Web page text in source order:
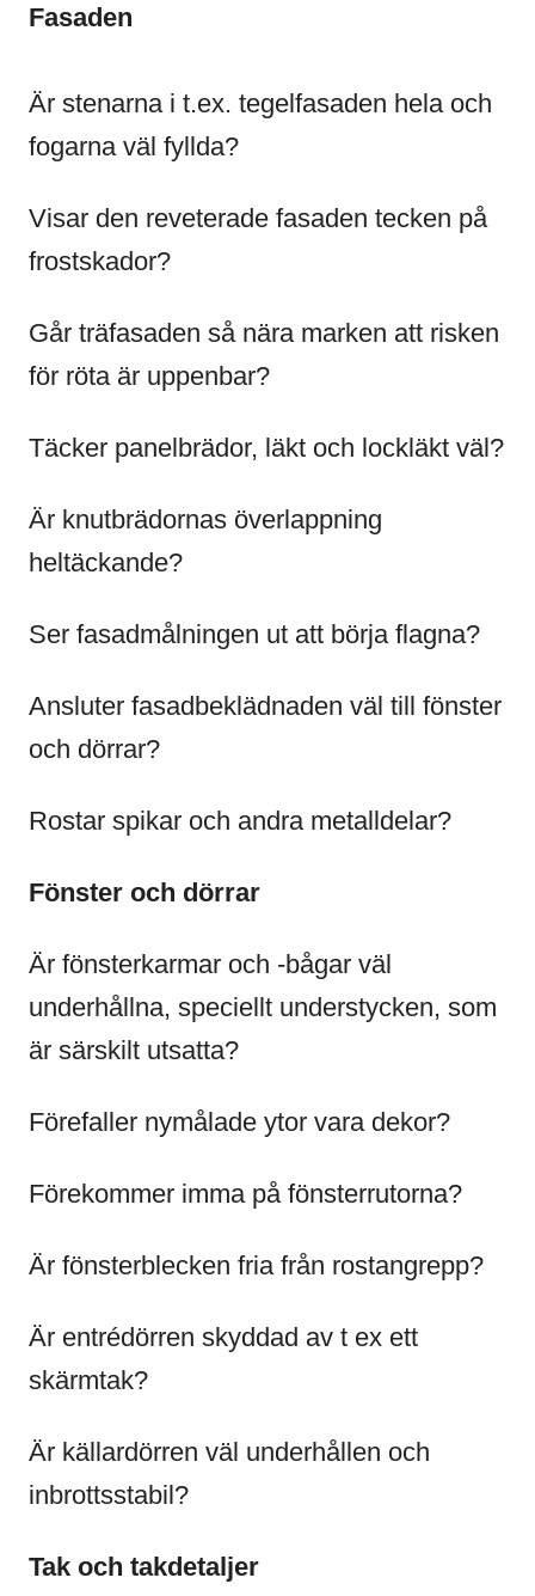
Fasaden
Är stenarna i t.ex. tegelfasaden hela och
fogarna väl fyllda?
Visar den reveterade fasaden tecken på
frostskador?
Går träfasaden så nära marken att risken
för röta är uppenbar?
Täcker panelbrädor, läkt och lockläkt väl?
Är knutbrädornas överlappning
heltäckande?
Ser fasadmålningen ut att börja flagna?
Ansluter fasadbeklädnaden väl till fönster
och dörrar?
Rostar spikar och andra metalldelar?
Fönster och dörrar
Är fönsterkarmar och -bågar väl
underhållna, speciellt understycken, som
är särskilt utsatta?
Förefaller nymålade ytor vara dekor?
Förekommer imma på fönsterrutorna?
Är fönsterblecken fria från rostangrepp?
Är entrédörren skyddad av t ex ett
skärmtak?
Är källardörren väl underhållen och
inbrottsstabil?
Tak och takdetaljer